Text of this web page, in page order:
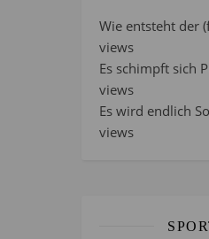
Wie entsteht der
views
Es schimpft sich
views
Es wird endlich
views